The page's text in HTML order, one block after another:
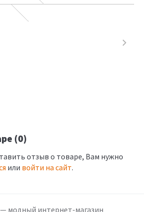
(0)
отзыв о товаре, Вам нужно
или войти на сайт.
модный интернет-магазин